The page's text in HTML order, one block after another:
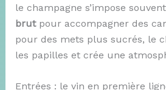
le champagne s’impose souvent.
brutpour accompagner des
pour des mets plus sucrés, le
les papilles et crée une
Entrées : le vin en première